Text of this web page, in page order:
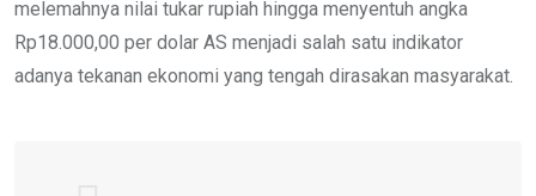
melemahnya nilai tukar rupiah hingga menyentuh angka
Rp18.000,00 per dolar AS menjadi salah satu indikator
adanya tekanan ekonomi yang tengah dirasakan masyarakat.